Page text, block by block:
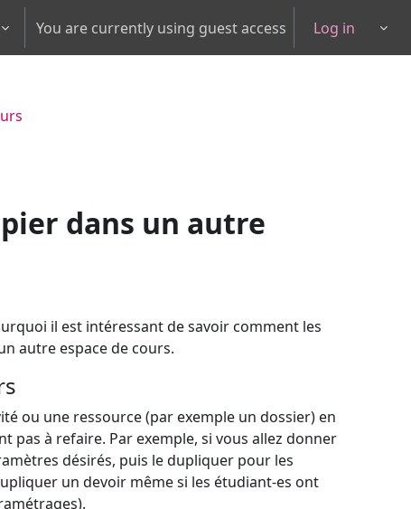
You are currently using guest access Log in
dans un autre
il est intéressant de savoir comment les
autre espace de cours.
ou une ressource (par exemple un dossier) en
pas à refaire. Par exemple, si vous allez donner
désirés, puis le dupliquer pour les
un devoir même si les étudiant-es ont